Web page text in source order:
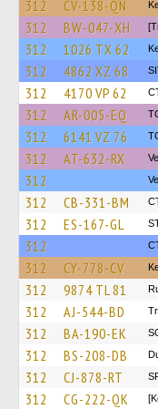
312 CV-138-QN
312 BW-047-XH
312 1026 TX 62
312 4862 XZ 68
312 4170 VP 62
312 AR-005-EQ
312 6141 VZ 76
312 AT-632-RX
312
312 CB-331-BM
312 ES-167-GL
312
312 CY-778-CV
312 9874 TL 81
312 AJ-544-BD
312 BA-190-EK
312 BS-208-DB
312 CJ-878-RT
312 CG-222-QK